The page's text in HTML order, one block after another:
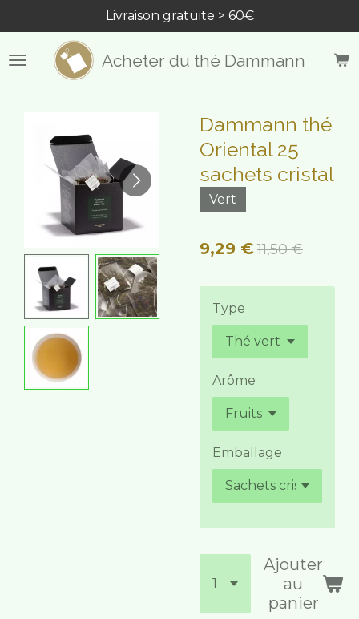
au
contenu
principal
Acheter du thé Dammann
Livraison gratuite > 60€
Dammann thé
Oriental 25
sachets cristal
Vert
9,29 €11,50 €
Type
Arôme
Emballage
Ajouter
au
panier